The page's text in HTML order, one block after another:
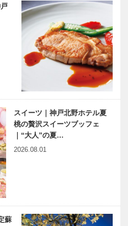
スイーツ｜神戸北野ホテル夏
桃の贅沢スイーツブッフェ
｜“大人”の夏…
2026.08.01
蘇